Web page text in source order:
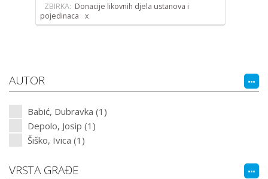
ZBIRKA: Donacije likovnih djela ustanova i
pojedinaca
AUTOR
Babić, Dubravka (1)
Depolo, Josip (1)
Šiško, Ivica (1)
VRSTA GRAĐE